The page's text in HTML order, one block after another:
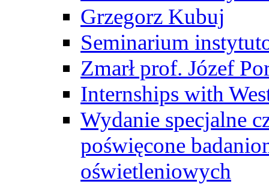
Grzegorz Kubuj
Seminarium
Zmarł prof. Józef
Internships with
Wydanie specjalne
poświęcone
oświetleniowych